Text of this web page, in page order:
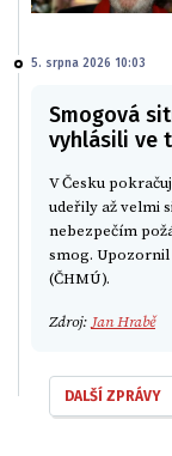
5. srpna 2026 10:03
Smogová
vyhlásili ve
V Česku
udeřily až velmi
nebezpečím
smog.
(ČHMÚ).
Zdroj: Jan Hrabě
DALŠÍ ZPRÁVY